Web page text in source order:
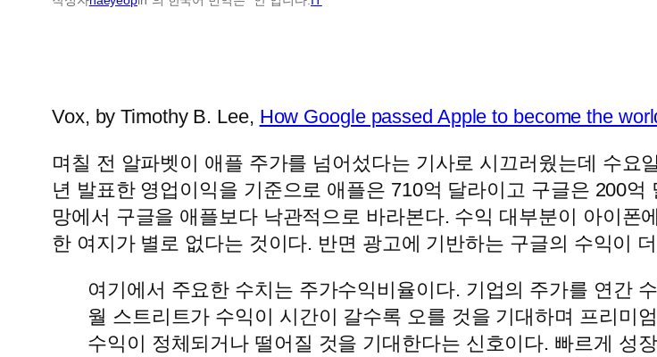
Vox, by Timothy B. Lee, How Google passed Apple to become the
며칠 전 알파벳이 애플 주가를 넘어섰다는 기사로 시끄러웠는데 수
년 발표한 영업이익을 기준으로 애플은 710억 달라이고 구글은 200
망에서 구글을 애플보다 낙관적으로 바라본다. 수익 대부분이 아이
한 여지가 별로 없다는 것이다. 반면 광고에 기반하는 구글의 수익이
여기에서 주요한 수치는 주가수익비율이다. 기업의 주가를 연간
월 스트리트가 수익이 시간이 갈수록 오를 것을 기대하며 프리미
수익이 정체되거나 떨어질 것을 기대한다는 신호이다. 빠르게 성